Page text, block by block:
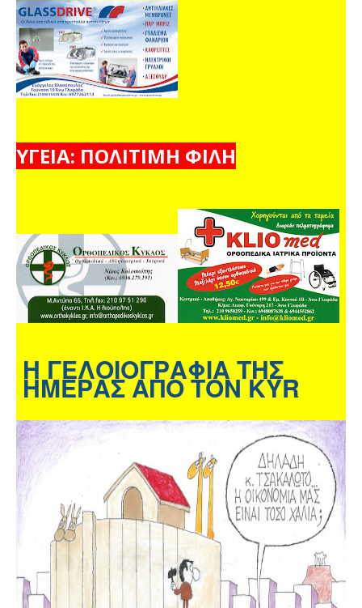
ΥΓΕΙΑ: ΠΟΛΙΤΙΜΗ ΦΙΛΗ
Η ΓΕΛΟΙΟΓΡΑΦΙΑ ΤΗΣ
ΗΜΕΡΑΣ ΑΠΟ ΤΟΝ KYR